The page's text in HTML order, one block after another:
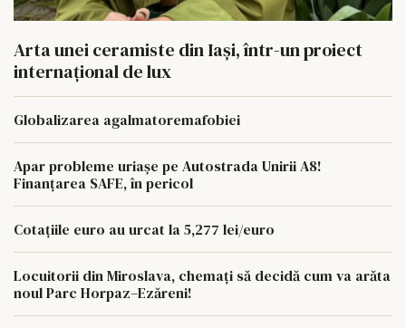
Arta unei ceramiste din Iași, într-un proiect
internațional de lux
Globalizarea agalmatoremafobiei
Apar probleme uriașe pe Autostrada Unirii A8!
Finanțarea SAFE, în pericol
Cotațiile euro au urcat la 5,277 lei/euro
Locuitorii din Miroslava, chemați să decidă cum va arăta
noul Parc Horpaz–Ezăreni!